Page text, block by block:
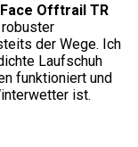
Offtrail TR
der Wege. Ich
Laufschuh
funktioniert und
ist.